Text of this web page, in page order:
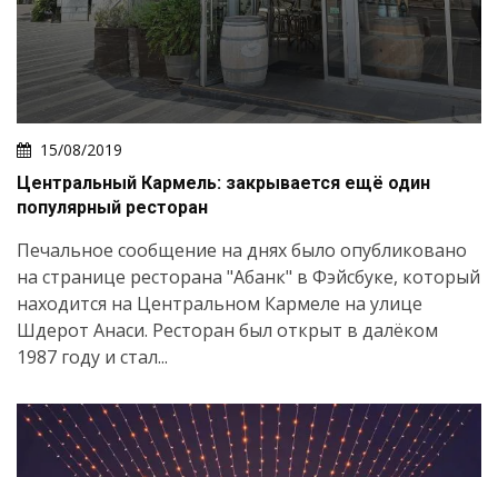
15/08/2019
Центральный Кармель: закрывается ещё один
популярный ресторан
Печальное сообщение на днях было опубликовано
на странице ресторана "Абанк" в Фэйсбуке, который
находится на Центральном Кармеле на улице
Шдерот Анаси. Ресторан был открыт в далёком
1987 году и стал...